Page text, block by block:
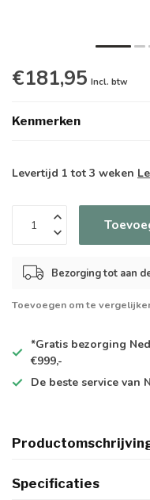
€181,95 Incl. btw
Kenmerken
Levertijd 1 tot 3 weken
Bezorging tot aan
Toevoegen om te
*Gratis bezorging
€999,-
De beste service van
Specificaties